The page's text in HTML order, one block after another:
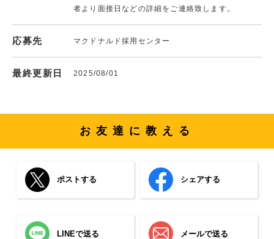
者より面接日などの詳細をご連絡致します。
応募先 マクドナルド採用センター
最終更新日 2025/08/01
お友達に教える
ポストする シェアする
LINEで送る メールで送る